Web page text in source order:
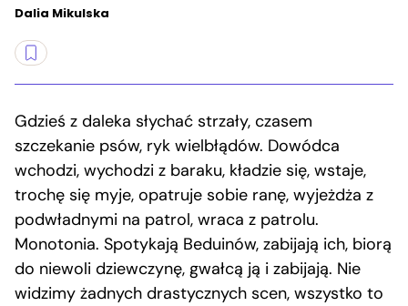
Dalia Mikulska
Gdzieś z daleka słychać strzały, czasem
szczekanie psów, ryk wielbłądów. Dowódca
wchodzi, wychodzi z baraku, kładzie się, wstaje,
trochę się myje, opatruje sobie ranę, wyjeżdża z
podwładnymi na patrol, wraca z patrolu.
Monotonia. Spotykają Beduinów, zabijają ich, biorą
do niewoli dziewczynę, gwałcą ją i zabijają. Nie
widzimy żadnych drastycznych scen, wszystko to